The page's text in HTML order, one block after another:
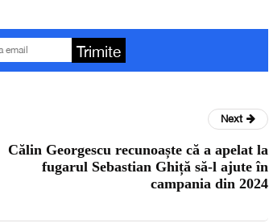
Trimite
Next
Călin Georgescu recunoaște că a apelat la
fugarul Sebastian Ghiță să-l ajute în
campania din 2024